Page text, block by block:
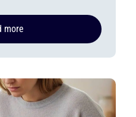
more